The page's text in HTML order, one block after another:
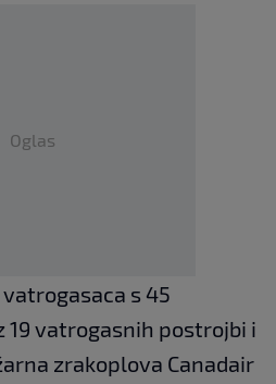
Oglas
s 45
vatrogasnih postrojbi i
zrakoplova Canadair